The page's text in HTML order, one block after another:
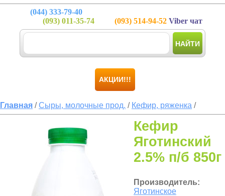
(044) 333-79-40
(093) 011-35-74 (093) 514-94-52 Viber чат
НАЙТИ
АКЦИИ!!!
Главная /Сыры, молочные прод. / Кефир, ряженка /
Кефир
Яготинский
2.5% п/б 850г
Производитель:
Яготинское